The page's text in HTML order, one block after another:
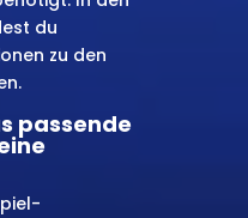
du
zu den
passende